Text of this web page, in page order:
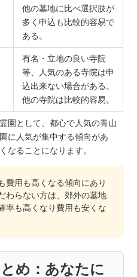
他の墓地に比べ選択肢が
多く申込も比較的容易で
ある。
有名・立地の良い寺院
等、人気のある寺院は申
込出来ない場合がある。
他の寺院は比較的容易。
園として、都心で人気の青山
に人気が集中する傾向があ
なることになります。
費用も高くなる傾向にあり
わらない方は、郊外の墓地
率も高くなり費用も安くな
め：あなたに